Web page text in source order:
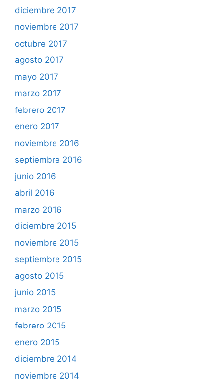
diciembre 2017
noviembre 2017
octubre 2017
agosto 2017
mayo 2017
marzo 2017
febrero 2017
enero 2017
noviembre 2016
septiembre 2016
junio 2016
abril 2016
marzo 2016
diciembre 2015
noviembre 2015
septiembre 2015
agosto 2015
junio 2015
marzo 2015
febrero 2015
enero 2015
diciembre 2014
noviembre 2014